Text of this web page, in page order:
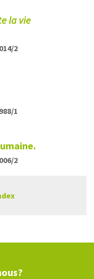
la vie
2
1
2